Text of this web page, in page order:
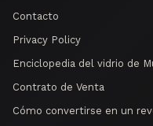
Contacto
Privacy Policy
Enciclopedia del vidrio de
Contrato de Venta
Cómo convertirse en un